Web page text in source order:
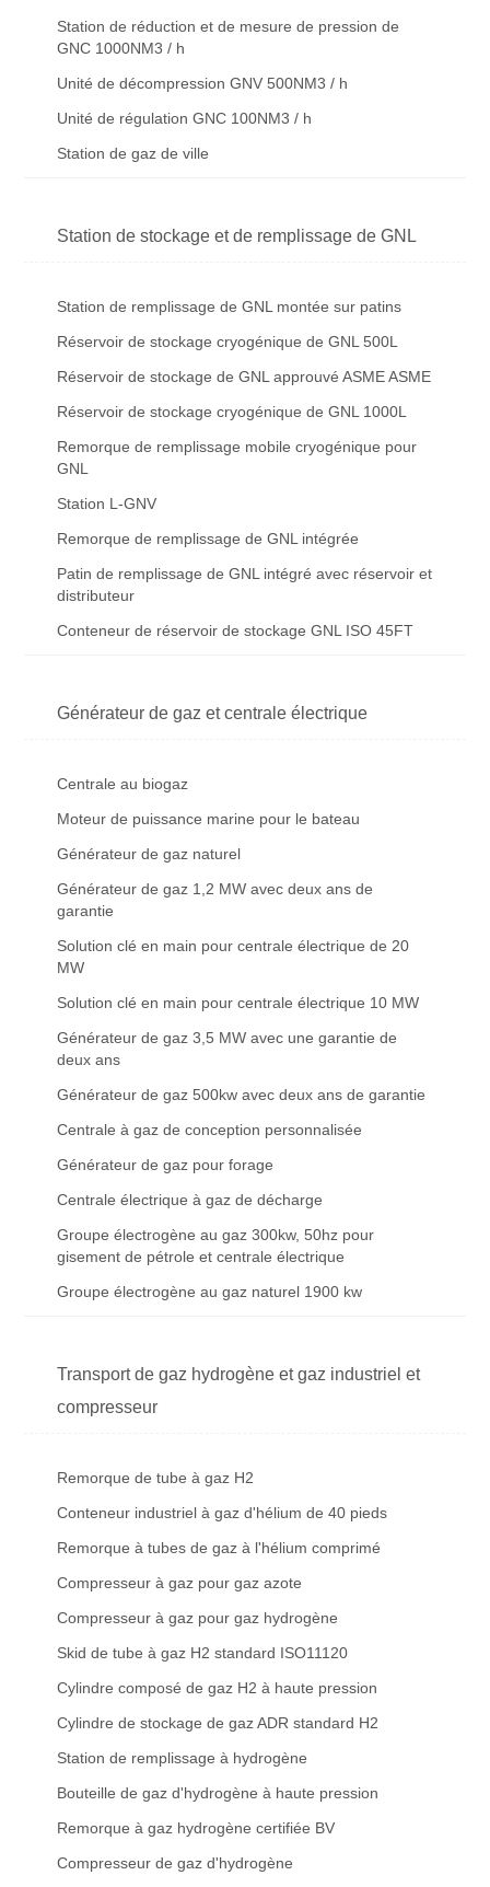
Station de réduction et de mesure de pression de
GNC 1000NM3 / h
Unité de décompression GNV 500NM3 / h
Unité de régulation GNC 100NM3 / h
Station de gaz de ville
Station de stockage et de remplissage de GNL
Station de remplissage de GNL montée sur patins
Réservoir de stockage cryogénique de GNL 500L
Réservoir de stockage de GNL approuvé ASME ASME
Réservoir de stockage cryogénique de GNL 1000L
Remorque de remplissage mobile cryogénique pour
GNL
Station L-GNV
Remorque de remplissage de GNL intégrée
Patin de remplissage de GNL intégré avec réservoir et
distributeur
Conteneur de réservoir de stockage GNL ISO 45FT
Générateur de gaz et centrale électrique
Centrale au biogaz
Moteur de puissance marine pour le bateau
Générateur de gaz naturel
Générateur de gaz 1,2 MW avec deux ans de
garantie
Solution clé en main pour centrale électrique de 20
MW
Solution clé en main pour centrale électrique 10 MW
Générateur de gaz 3,5 MW avec une garantie de
deux ans
Générateur de gaz 500kw avec deux ans de garantie
Centrale à gaz de conception personnalisée
Générateur de gaz pour forage
Centrale électrique à gaz de décharge
Groupe électrogène au gaz 300kw, 50hz pour
gisement de pétrole et centrale électrique
Groupe électrogène au gaz naturel 1900 kw
Transport de gaz hydrogène et gaz industriel et
compresseur
Remorque de tube à gaz H2
Conteneur industriel à gaz d'hélium de 40 pieds
Remorque à tubes de gaz à l'hélium comprimé
Compresseur à gaz pour gaz azote
Compresseur à gaz pour gaz hydrogène
Skid de tube à gaz H2 standard ISO11120
Cylindre composé de gaz H2 à haute pression
Cylindre de stockage de gaz ADR standard H2
Station de remplissage à hydrogène
Bouteille de gaz d'hydrogène à haute pression
Remorque à gaz hydrogène certifiée BV
Compresseur de gaz d'hydrogène